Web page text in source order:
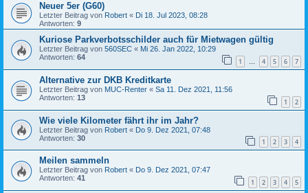
Neuer 5er (G60)
Letzter Beitrag von Robert « Di 18. Jul 2023, 08:28
Antworten: 9
Kuriose Parkverbotsschilder auch für Mietwagen gültig
Letzter Beitrag von 560SEC « Mi 26. Jan 2022, 10:29
Antworten: 64 1 … 4 5 6 7
Alternative zur DKB Kreditkarte
Letzter Beitrag von MUC-Renter « Sa 11. Dez 2021, 11:56
Antworten: 13 1 2
Wie viele Kilometer fährt ihr im Jahr?
Letzter Beitrag von Robert « Do 9. Dez 2021, 07:48
Antworten: 30 1 2 3 4
Meilen sammeln
Letzter Beitrag von Robert « Do 9. Dez 2021, 07:47
Antworten: 41 1 2 3 4 5